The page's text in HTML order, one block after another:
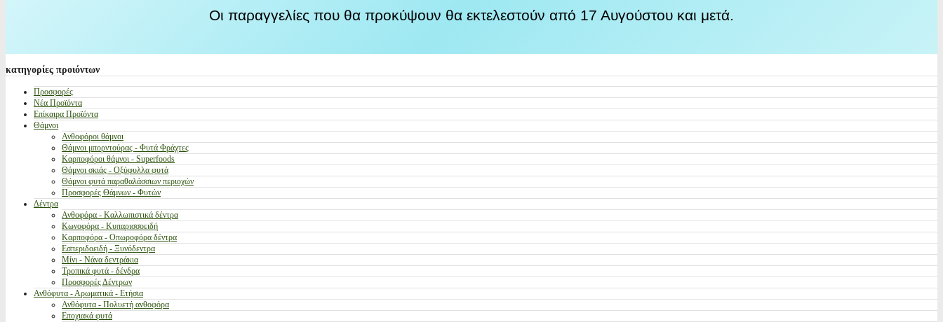
Οι παραγγελίες που θα προκύψουν θα εκτελεστούν από 17 Αυγούστου και μετά.
κατηγορίες προιόντων
Προσφορές
Νέα Προϊόντα
Επίκαιρα Προϊόντα
Θάμνοι
Ανθοφόροι θάμνοι
Θάμνοι μπορντούρας - Φυτά Φράχτες
Καρποφόροι θάμνοι - Superfoods
Θάμνοι σκιάς - Οξύφυλλα φυτά
Θάμνοι φυτά παραθαλάσσιων περιοχών
Προσφορές Θάμνων - Φυτών
Δέντρα
Ανθοφόρα - Καλλωπιστικά δέντρα
Κωνοφόρα - Κυπαρισσοειδή
Καρποφόρα - Οπωροφόρα δέντρα
Εσπεριδοειδή - Ξυνόδεντρα
Μίνι - Νάνα δεντράκια
Τροπικά φυτά - δένδρα
Προσφορές Δέντρων
Ανθόφυτα - Αρωματικά - Ετήσια
Ανθόφυτα - Πολυετή ανθοφόρα
Εποχιακά φυτά